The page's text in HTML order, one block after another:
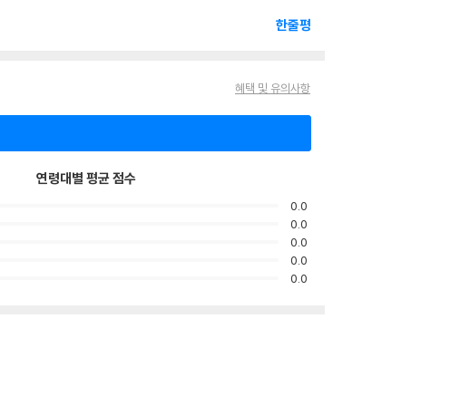
한줄평
혜택 및 유의사항
연령대별 평균 점수
0.0
0.0
0.0
0.0
0.0